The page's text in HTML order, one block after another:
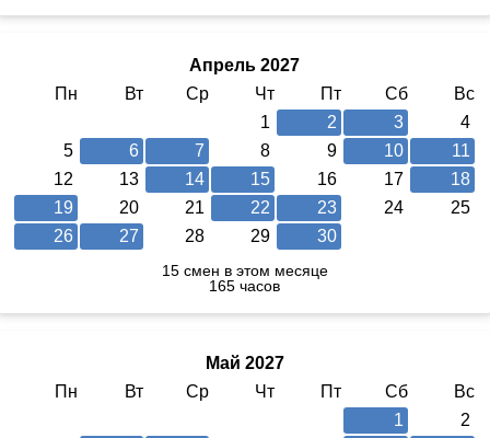
Апрель 2027
Пн
Вт Ср Чт Пт Сб
Вс
1
2 3
4
5
6 7 8 9 10
11
12
13 14 15 16 17
18
19
20 21 22 23 24
25
26
27 28 29 30
15 смен в этом месяце
165 часов
Май 2027
Пн
Вт Ср Чт Пт Сб
Вс
1
2